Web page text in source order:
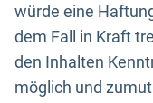
würde eine
dem Fall in Kraft
den Inhalten
möglich und